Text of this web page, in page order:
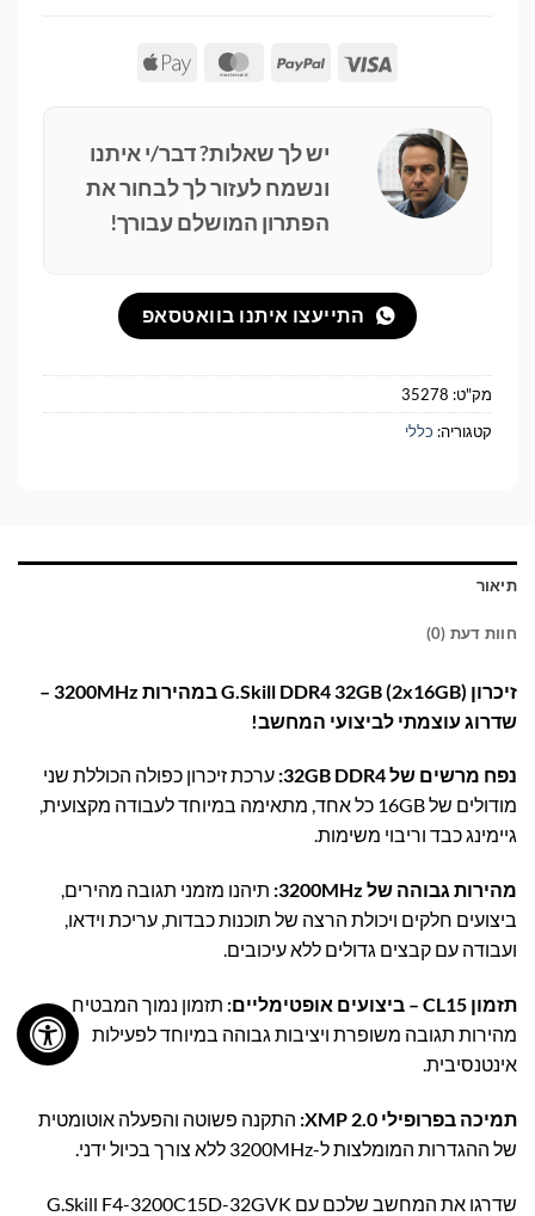
Visa
PayPal
MasterCard
Apple
יש לך שאלות? דבר/י איתנו
ונשמח לעזור לך לבחור את
הפתרון המושלם עבורך!
התייעצו איתנו בוואטסאפ
מק"ט: 35278
קטגוריה: כללי
תיאור
חוות דעת (0)
זיכרון G.Skill DDR4 32GB (2x16GB) במהירות 3200MHz –
שדרוג עוצמתי לביצועי המחשב!
נפח מרשים של 32GB DDR4:
ערכת זיכרון כפולה הכוללת שני
מודולים של 16GB כל אחד, מתאימה במיוחד לעבודה מקצועית,
גיימינג כבד וריבוי משימות.
מהירות גבוהה של 3200MHz:
תיהנו מזמני תגובה מהירים,
ביצועים חלקים ויכולת הרצה של תוכנות כבדות, עריכת וידאו,
ועבודה עם קבצים גדולים ללא עיכובים.
תזמון CL15 – ביצועים אופטימליים:
תזמון נמוך המבטיח
מהירות תגובה משופרת ויציבות גבוהה במיוחד לפעילות
אינטנסיבית.
תמיכה בפרופילי XMP 2.0:
התקנה פשוטה והפעלה אוטומטית
של ההגדרות המומלצות ל-3200MHz ללא צורך בכיול ידני.
שדרגו את המחשב שלכם עם G.Skill F4-3200C15D-32GVK